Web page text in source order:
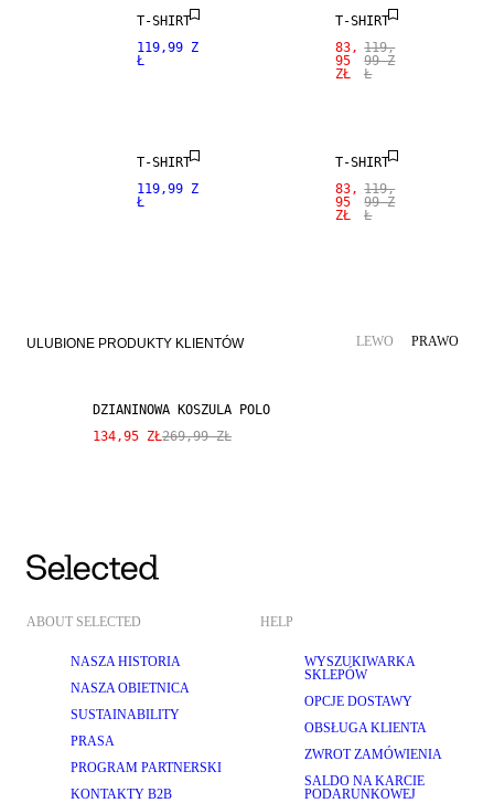
T-SHIRT
119,99 Z
Ł
T-SHIRT
83,
95
ZŁ
119,
99 Z
Ł
T-SHIRT
119,99 Z
Ł
T-SHIRT
83,
95
ZŁ
119,
99 Z
Ł
ULUBIONE PRODUKTY KLIENTÓW LEWO PRAWO
SALE MIESZANKA LNU
DZIANINOWA KOSZULA POLO
134,95 ZŁ269,99 ZŁ
ABOUT SELECTED
NASZA HISTORIA
NASZA OBIETNICA
SUSTAINABILITY
PRASA
PROGRAM PARTNERSKI
KONTAKTY B2B
HELP
WYSZUKIWARKA
SKLEPÓW
OPCJE DOSTAWY
OBSŁUGA KLIENTA
ZWROT ZAMÓWIENIA
SALDO NA KARCIE
PODARUNKOWEJ